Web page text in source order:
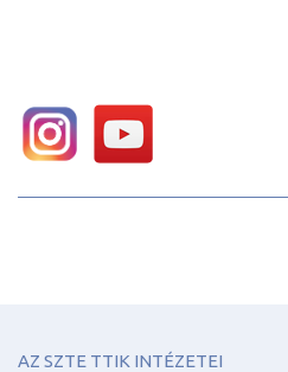
AZ SZTE TTIK INTÉZETEI